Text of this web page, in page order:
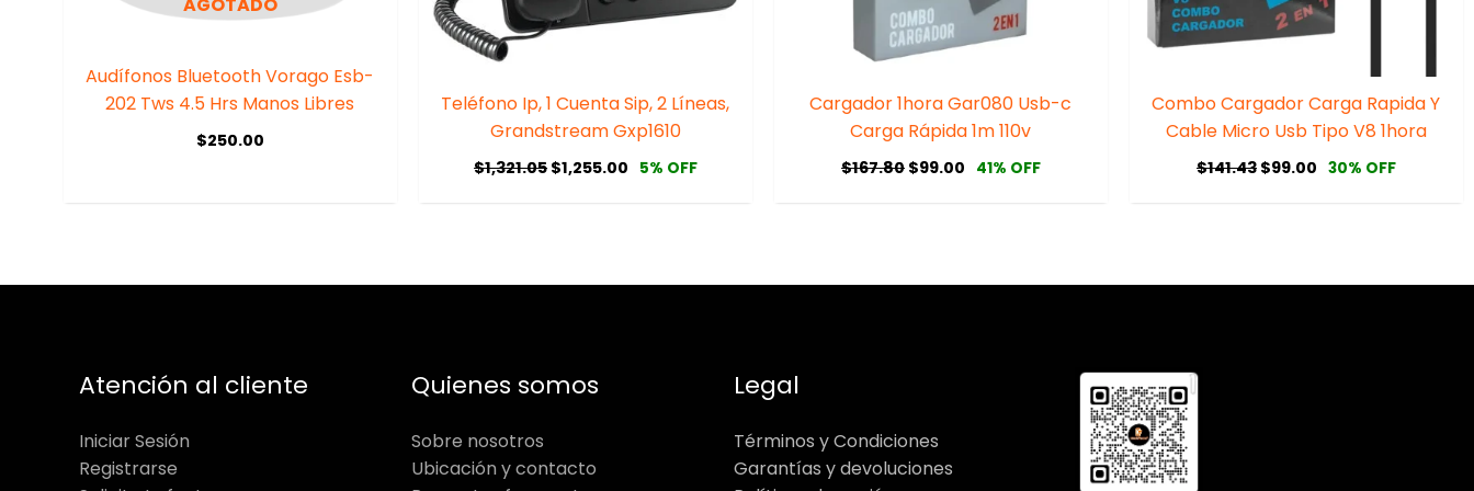
AGOTADO
Audífonos Bluetooth Vorago Esb-
202 Tws 4.5 Hrs Manos Libres
$250.00
Teléfono Ip, 1 Cuenta Sip, 2 Líneas,
Grandstream Gxp1610
$1,321.05 $1,255.00 5% OFF
Cargador 1hora Gar080 Usb-c
Carga Rápida 1m 110v
$167.80 $99.00 41% OFF
Combo Cargador Carga Rapida Y
Cable Micro Usb Tipo V8 1hora
$141.43 $99.00 30% OFF
Atención al cliente
Iniciar Sesión
Registrarse
Quienes somos
Sobre nosotros
Ubicación y contacto
Legal
Términos y Condiciones
Garantías y devoluciones